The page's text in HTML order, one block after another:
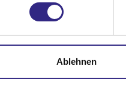
Ablehnen